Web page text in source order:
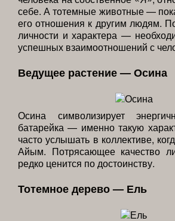
себе. А тотемные животные —
его отношения к другим людям.
личности и характера —
успешных взаимоотношений с
Ведущее растение — Осина
Осина символизирует
батарейка — именно такую
часто услышать в коллективе,
Айым. Потрясающее качество
редко ценится по достоинству.
Тотемное дерево — Ель